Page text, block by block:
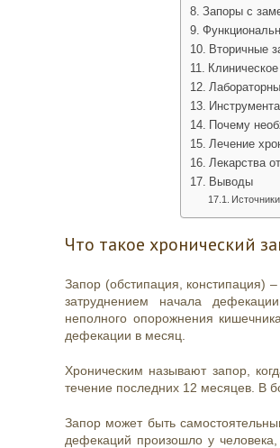
Запоры с
Вторичные
Почему
Лечение
Лекарства
Выводы
Источники
Что такое хронический
Запор (обстипация, констипация)
затруднением начала
неполного опорожнения
дефекации в месяц.
Хроническим называют запор,
течение последних 12 месяцев. В
Запор может быть
дефекаций произошло у